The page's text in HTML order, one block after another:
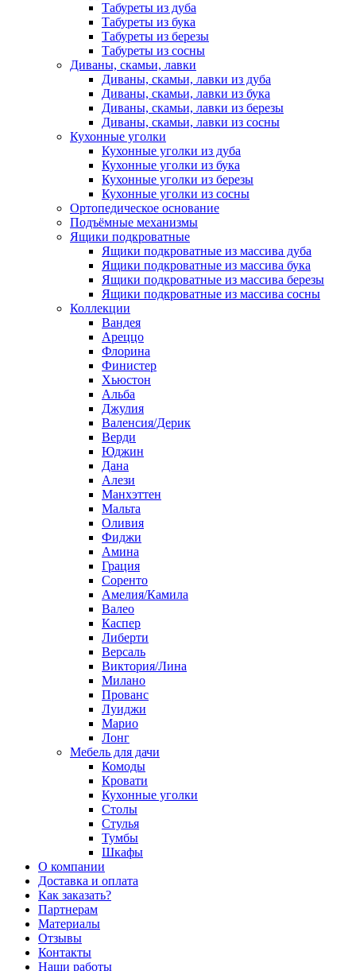
Табуреты из дуба
Табуреты из бука
Табуреты из березы
Табуреты из сосны
Диваны, скамьи, лавки
Диваны, скамьи, лавки из дуба
Диваны, скамьи, лавки из бука
Диваны, скамьи, лавки из березы
Диваны, скамьи, лавки из сосны
Кухонные уголки
Кухонные уголки из дуба
Кухонные уголки из бука
Кухонные уголки из березы
Кухонные уголки из сосны
Ортопедическое основание
Подъёмные механизмы
Ящики подкроватные
Ящики подкроватные из массива дуба
Ящики подкроватные из массива бука
Ящики подкроватные из массива березы
Ящики подкроватные из массива сосны
Коллекции
Вандея
Ареццо
Флорина
Финистер
Хьюстон
Альба
Джулия
Валенсия/Дерик
Верди
Юджин
Дана
Алези
Манхэттен
Мальта
Оливия
Фиджи
Амина
Грация
Соренто
Амелия/Камила
Валео
Каспер
Либерти
Версаль
Виктория/Лина
Милано
Прованс
Луиджи
Марио
Лонг
Мебель для дачи
Комоды
Кровати
Кухонные уголки
Столы
Стулья
Тумбы
Шкафы
О компании
Доставка и оплата
Как заказать?
Партнерам
Материалы
Отзывы
Контакты
Наши работы